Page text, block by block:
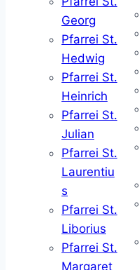
Georg
Pfarrei St.
Hedwig
Pfarrei St.
Heinrich
Pfarrei St.
Julian
Pfarrei St.
Laurentiu
s
Pfarrei St.
Liborius
Pfarrei St.
Margaret